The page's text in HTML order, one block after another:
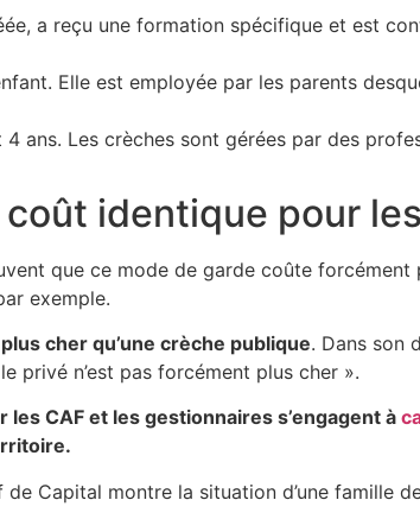
a reçu une formation spécifique et est
Elle est employée par les parents
ans. Les crèches sont gérées par des
identique pour
que ce mode de garde coûte
exemple.
cher qu’une crèche publique. Dans son
privé n’est pas forcément plus cher ».
CAF et les gestionnaires s’engagent à
Capital montre la situation d’une famille